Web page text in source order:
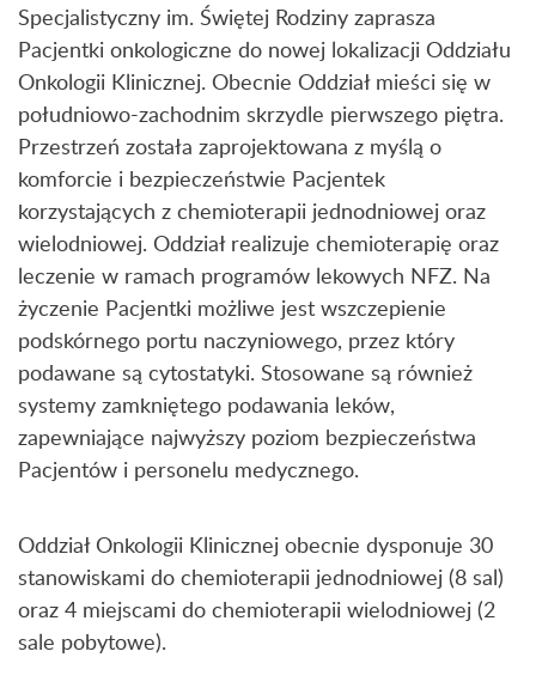
Specjalistyczny im. Świętej Rodziny zaprasza
Pacjentki onkologiczne do nowej lokalizacji Oddziału
Onkologii Klinicznej. Obecnie Oddział mieści się w
południowo-zachodnim skrzydle pierwszego piętra.
Przestrzeń została zaprojektowana z myślą o
komforcie i bezpieczeństwie Pacjentek
korzystających z chemioterapii jednodniowej oraz
wielodniowej. Oddział realizuje chemioterapię oraz
leczenie w ramach programów lekowych NFZ. Na
życzenie Pacjentki możliwe jest wszczepienie
podskórnego portu naczyniowego, przez który
podawane są cytostatyki. Stosowane są również
systemy zamkniętego podawania leków,
zapewniające najwyższy poziom bezpieczeństwa
Pacjentów i personelu medycznego.
Oddział Onkologii Klinicznej obecnie dysponuje 30
stanowiskami do chemioterapii jednodniowej (8 sal)
oraz 4 miejscami do chemioterapii wielodniowej (2
sale pobytowe).